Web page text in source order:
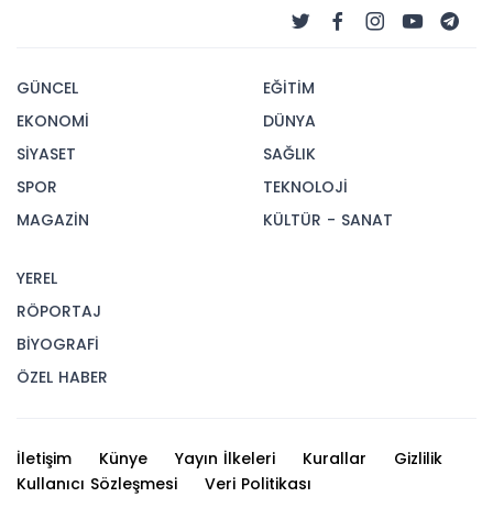
GÜNCEL
EKONOMİ
SİYASET
SPOR
MAGAZİN
EĞİTİM
DÜNYA
SAĞLIK
TEKNOLOJİ
KÜLTÜR - SANAT
YEREL
RÖPORTAJ
BİYOGRAFİ
ÖZEL HABER
İletişim Künye Yayın İlkeleri Kurallar
Gizlilik
Kullanıcı Sözleşmesi
Veri Politikası